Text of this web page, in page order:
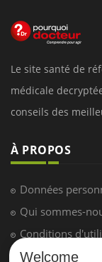
Le site santé de
médicale
conseils des
À PROPOS
Données
Qui sommes-
Conditions
Plan du site
Welcome